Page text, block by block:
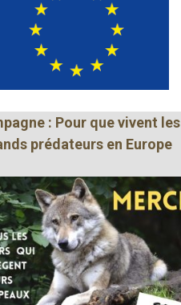
: Pour que vivent les
prédateurs en Europe